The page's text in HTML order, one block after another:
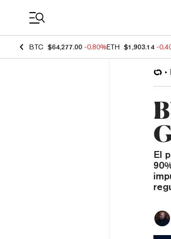
BTC $64,277.00 -0.80%ETH $1,903.14 -
El